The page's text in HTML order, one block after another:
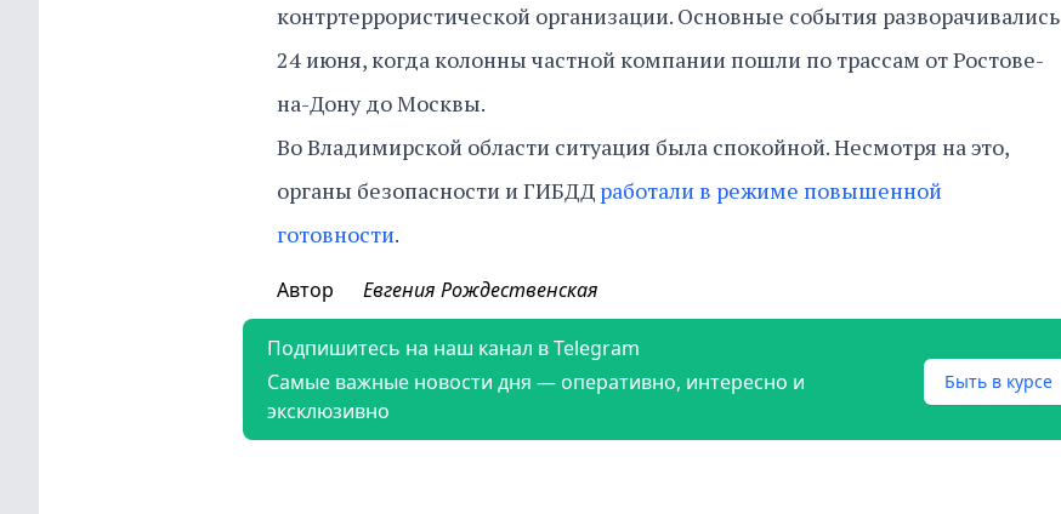
контртеррористической организации. Основные события разворачивались
24 июня, когда колонны частной компании пошли по трассам от Ростове-
на-Дону до Москвы.
Во Владимирской области ситуация была спокойной. Несмотря на это,
органы безопасности и ГИБДД работали в режиме повышенной
готовности.
Автор Евгения Рождественская
Подпишитесь на наш канал в Telegram
Самые важные новости дня — оперативно, интересно и
эксклюзивно
Быть в курсе